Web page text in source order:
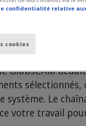
importée ou que
de GibbsCAM
géométries
GibbsCAM
sélectionnés,
Le
votre travail
confidentialité relative
cookies